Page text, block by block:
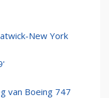
New York
van Boeing 747